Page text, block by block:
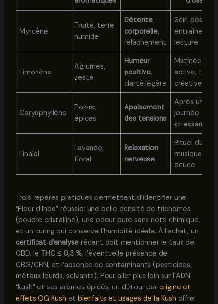
Myrcène
Fruité, terre
humide
Détente
corporelle,
relâchement
Soir, post-
lecture
Limonène
Agrumes,
zeste
Humeur
positive,
clarté légère
Matinée
active,
créatives
Caryophyllène
Poivre,
épices
Apaisement
des tensions
Après une
journée
stressante
Linalol
Lavande,
floral
Relaxation
nerveuse
Rituel du soir,
musique
douce
Trois repères pratiques permettent d’identifier une
“Fleur d’Inde” réussie: une belle densité de trichomes
(poudre cristalline), une odeur pure sans note chimique,
et un curing qui conserve l’humidité idéale. À l’achat, un
certificat d’analyserécent doit mentionner le taux de
CBD, le THC ≤ 0,3 %, l’éventuelle présence de
CBG/CBN, et l’absence de contaminants (pesticides,
métaux lourds, solvants). Pour aller plus loin sur l’ADN
“kush” et ses arômes épicés, un détour par origine et
effets OG Kush et bienfaits et usages de la Kush offre